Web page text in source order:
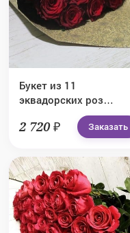
Букет из 11
эквадорских роз
Explorer №79
2 720 ₽ Заказать